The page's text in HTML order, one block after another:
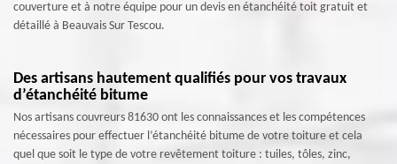
couverture et à notre équipe pour un devis en étanchéité toit gratuit et
détaillé à Beauvais Sur Tescou.
Des artisans hautement qualifiés pour vos travaux
d’étanchéité bitume
Nos artisans couvreurs 81630 ont les connaissances et les compétences
nécessaires pour effectuer l’étanchéité bitume de votre toiture et cela
quel que soit le type de votre revêtement toiture : tuiles, tôles, zinc,